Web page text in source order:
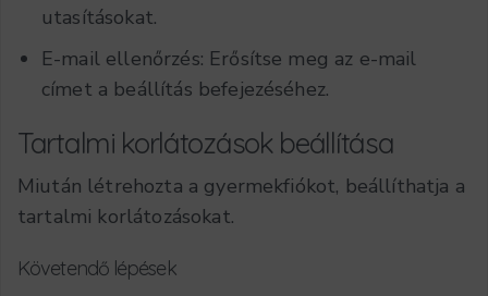
utasításokat.
E-mail ellenőrzés: Erősítse meg az e-mail
címet a beállítás befejezéséhez.
Tartalmi korlátozások beállítása
Miután létrehozta a gyermekfiókot, beállíthatja a
tartalmi korlátozásokat.
Követendő lépések